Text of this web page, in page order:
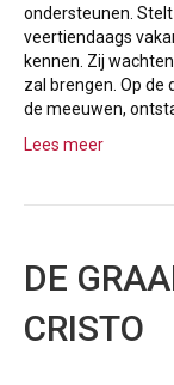
ondersteunen.
veertiendaags
kennen. Zij
zal brengen. Op de
de meeuwen,
Lees meer
DE
CRISTO